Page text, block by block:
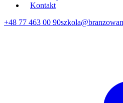
Kontakt
+48 77 463 00 90